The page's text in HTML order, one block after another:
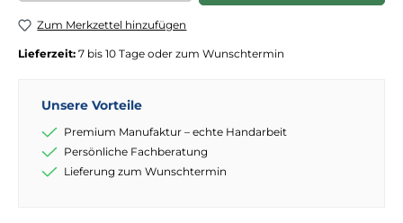
Zum Merkzettel hinzufügen
Lieferzeit: 7 bis 10 Tage oder zum Wunschtermin
Unsere Vorteile
Premium Manufaktur – echte Handarbeit
Persönliche Fachberatung
Lieferung zum Wunschtermin